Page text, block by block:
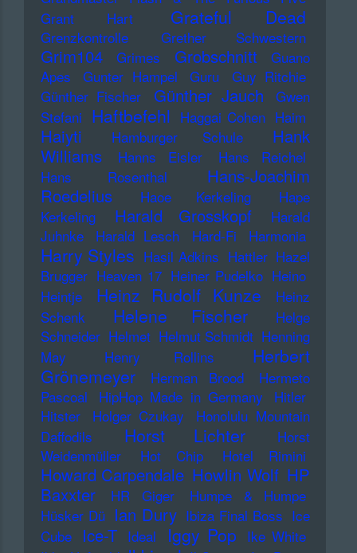
Grant Hart
Grateful Dead
Grenzkontrolle Grether Schwestern
Grim104 Grimes Grobschnitt
Guano
Apes
Gunter Hampel Guru
Guy Ritchie
Günther Fischer
Günther Jauch
Gwen
Stefani Haftbefehl Haggai Cohen Haim
Haiyti Hamburger Schule
Hank
Williams
Hanns Eisler
Hans Reichel
Hans Rosenthal
Hans-Joachim
Roedelius
Haoe Kerkeling
Hape
Kerkeling
Harald Grosskopf
Harald
Juhnke
Harald Lesch Hard-Fi Harmonia
Harry Styles Hasil Adkins Hattler Hazel
Brugger Heaven 17 Heiner Pudelko Heino
Heintje
Heinz Rudolf Kunze
Heinz
Schenk
Helene Fischer
Helge
Schneider Helmet Helmut Schmidt Henning
May
Henry Rollins
Herbert
Grönemeyer
Herman Brood
Hermeto
Pascoal
HipHop Made in Germany
Hitler
Hitster
Holger Czukay
Honolulu Mountain
Daffodils
Horst Lichter
Horst
Weidenmüller
Hot Chip Hotel Rimini
Howard Carpendale Howlin Wolf HP
Baxxter
HR Giger
Humpe & Humpe
Hüsker Dü Ian Dury Ibiza Final Boss Ice
Cube
Ice-T Ideal Iggy Pop Ike White